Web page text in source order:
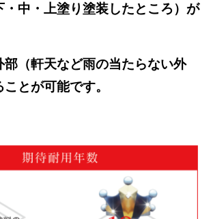
・中・上塗り塗装したところ）が
部（軒天など雨の当たらない外
とが可能です。